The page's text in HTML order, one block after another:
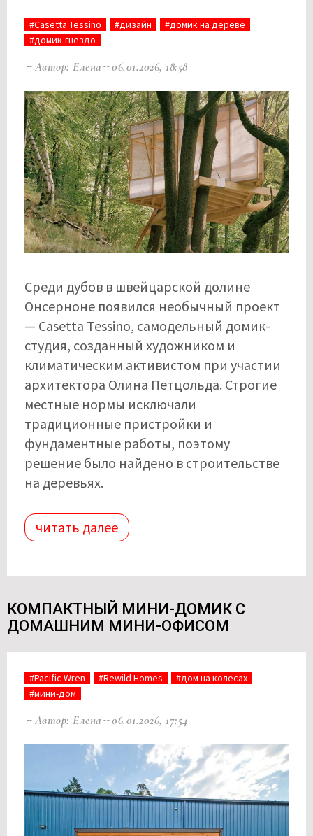
#Casetta Tessino #дизайн
#домик на дереве
#домик-гнездо
Автор: Елена 06.01.2026, 18:58
Среди дубов в швейцарской долине
Онсерноне появился необычный проект
— Casetta Tessino, самодельный домик-
студия, созданный художником и
климатическим активистом при участии
архитектора Олина Петцольда. Строгие
местные нормы исключали
традиционные пристройки и
фундаментные работы, поэтому
решение было найдено в строительстве
на деревьях.
читать далее
КОМПАКТНЫЙ МИНИ-ДОМИК С
ДОМАШНИМ МИНИ-ОФИСОМ
#Pacific Wren #Rewild Homes
#дом на колесах
#мини-дом
Автор: Елена 06.01.2026, 17:54